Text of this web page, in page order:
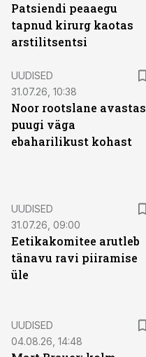
Patsiendi peaaegu
tapnud kirurg kaotas
arstilitsentsi
UUDISED
31.07.26, 10:38
Noor rootslane avastas
puugi väga
ebaharilikust kohast
UUDISED
31.07.26, 09:00
Eetikakomitee arutleb
tänavu ravi piiramise
üle
UUDISED
04.08.26, 14:48